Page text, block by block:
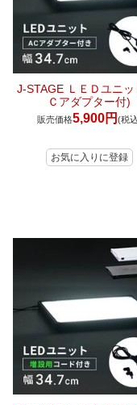
J-STAGE ＬＥＤユニッ
Ｃアダプター付)
販売価格5,900円 (税